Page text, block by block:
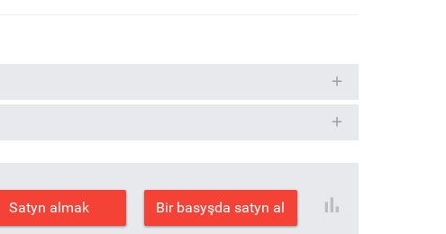
Satyn almak Bir basyşda satyn al